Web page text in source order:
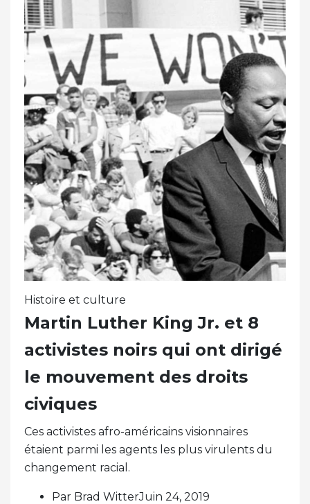
Histoire et culture
Martin Luther King Jr. et 8
activistes noirs qui ont dirigé
le mouvement des droits
civiques
Ces activistes afro-américains visionnaires
étaient parmi les agents les plus virulents du
changement racial.
Par Brad WitterJuin 24, 2019